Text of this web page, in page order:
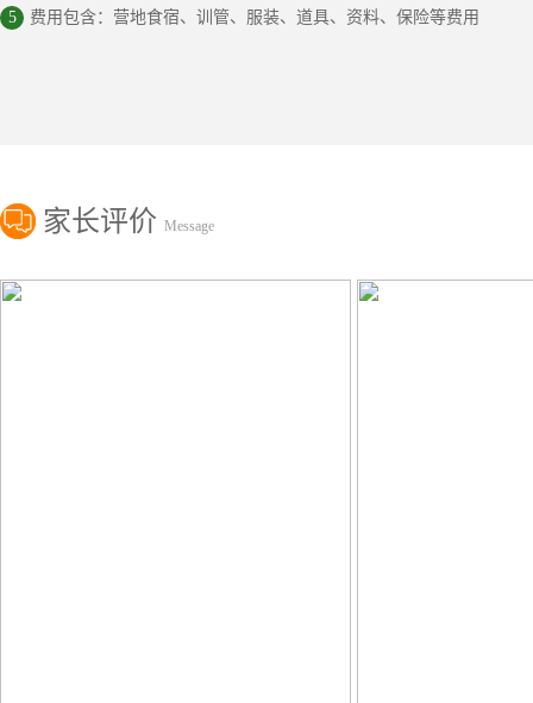
5 费用包含：营地食宿、训管、服装、道具、资料、保险等费用
家长评价 Message